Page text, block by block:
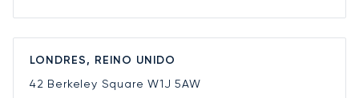
LONDRES, REINO UNIDO
42 Berkeley SquareW1J 5AW